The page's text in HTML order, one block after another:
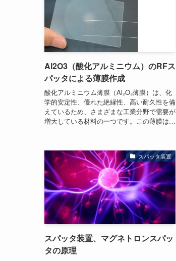
Al2O3（酸化アルミニウム）のRFス
パッタによる薄膜作成
酸化アルミニウム薄膜（Al₂O₃薄膜）は、化
学的安定性、優れた絶縁性、高い耐久性を備
えているため、さまざまな工業分野で需要が
増大している材料の一つです。この薄膜は…
スパッタ装置
スパッタ装置、マグネトロンスパッ
タの原理